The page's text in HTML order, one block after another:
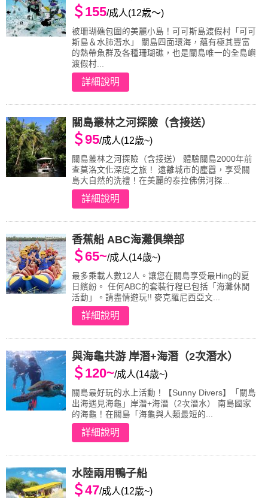
＄155/成人(12歳～)
被珊瑚礁包圍的美麗小島！可可斯島渡假村「可可
斯島＆水肺潛水」 關島四面環海，蘊有極其豐富
的熱帶魚群及各種珊瑚礁，也是關島唯一的全島嶼
渡假村...
詳細說明
關島叢林之河探險（含接送）
＄95/成人(12歳~)
關島叢林之河探險（含接送） 體驗關島2000年前
查莫洛文化深度之旅！ 遠離城市的塵囂，享受關
島大自然的洗禮！在美麗的泰拉佛佛河探...
詳細說明
香蕉船 ABC海灘俱樂部
＄65~/成人(14歳~)
最多乘載人數12人。讓您在關島享受最Hing的夏
日繽紛。 任何ABC的套裝行程已包括「海灘休閒
活動」。請盡情遊玩!! 麥克羅尼西亞文...
詳細說明
與海龜共游 岸潛+海潛（2次潛水）
＄120~/成人(14歳~)
關島最好玩的水上活動！【Sunny Divers】「關島
出海遇見海龜」岸潛+海潛（2次潛水） 南島國家
的海龜！在關島「海龜與人類最短的...
詳細說明
水陸兩用鴨子船
＄47/成人(12歳~)